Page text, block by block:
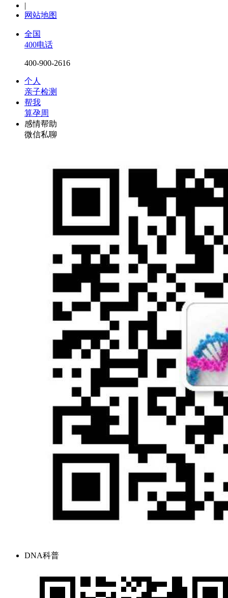
|
网站地图
全国
400电话
400-900-2616
个人
亲子检测
帮我
算孕周
感情帮助
微信私聊
DNA科普